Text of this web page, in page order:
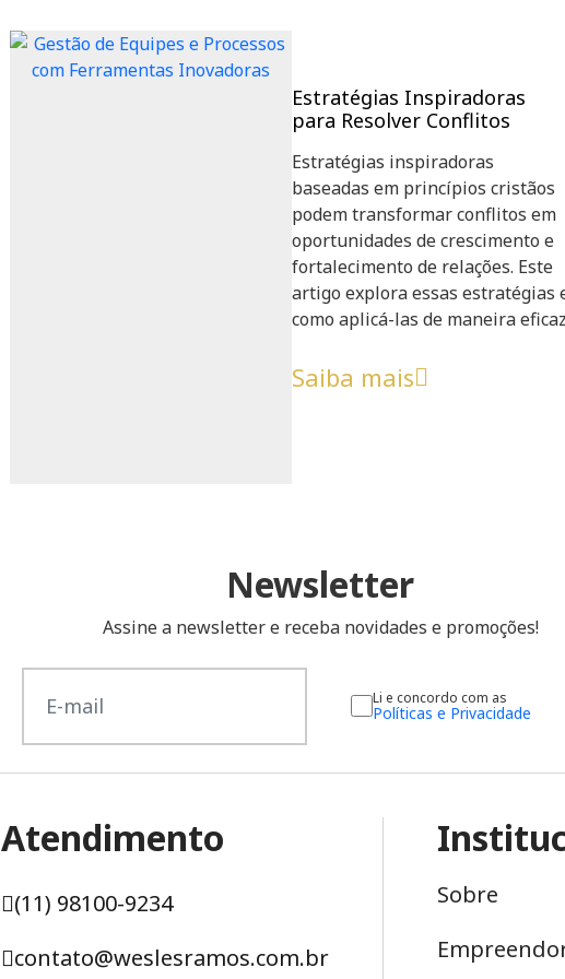
Estratégias Inspiradoras
para Resolver Conflitos
Estratégias inspiradoras
baseadas em princípios cristãos
podem transformar conflitos em
oportunidades de crescimento e
fortalecimento de relações. Este
artigo explora essas estratégias
como aplicá-las de maneira
Saiba mais
Newsletter
Assine a newsletter e receba novidades e promoções!
Li e concordo com as
Políticas e Privacidade
Atendimento
(11) 98100-9234
contato@weslesramos.com.br
Sobre